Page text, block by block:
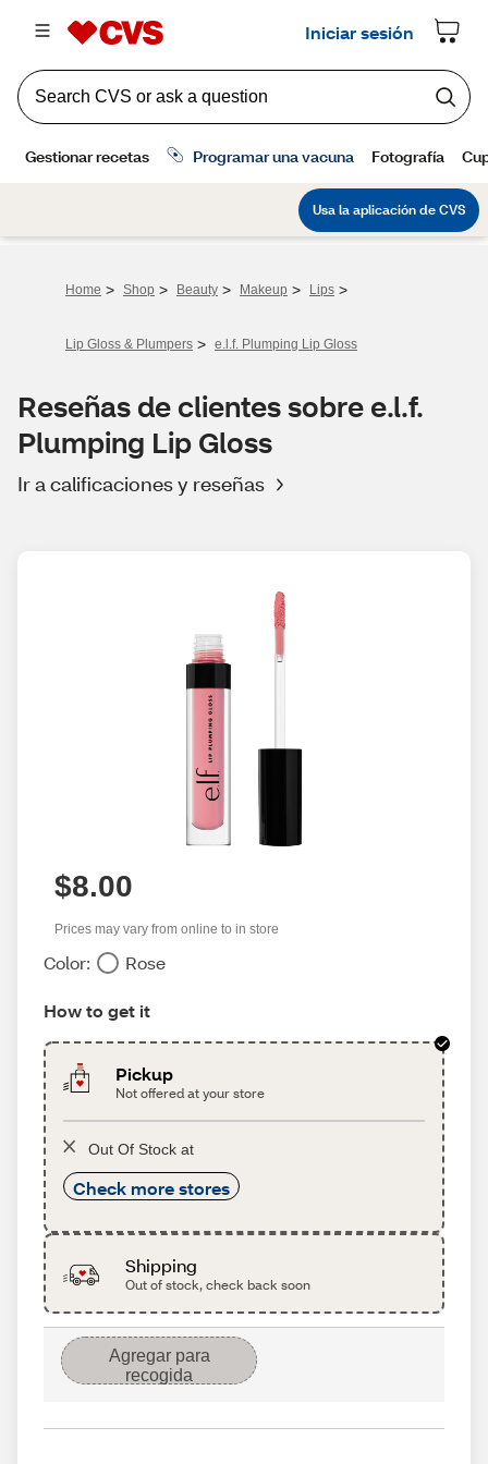
Home > Shop > Beauty > Makeup > Lips >
Lip Gloss & Plumpers > e.l.f. Plumping Lip Gloss
Reseñas de clientes sobre e.l.f.
Plumping Lip Gloss
Ir a calificaciones y reseñas
$8.00
Prices may vary from online to in store
Color: Rose
How to get it
Pickup
Not offered at your store
Out Of Stock at
Check more stores
Shipping
Out of stock, check back soon
Agregar para
recogida